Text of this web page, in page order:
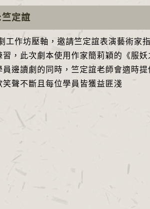
定誼
工作坊壓軸，邀請竺定誼表演藝術家
習，此次劇本使用作家簡莉穎的《服
員邊讀劇的同時，竺定誼老師會適時
笑聲不斷且每位學員皆獲益匪淺